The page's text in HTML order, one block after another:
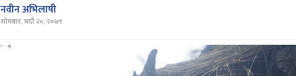
नवीन अभिलाषी
सोमबार, भदौ २०, २०७९